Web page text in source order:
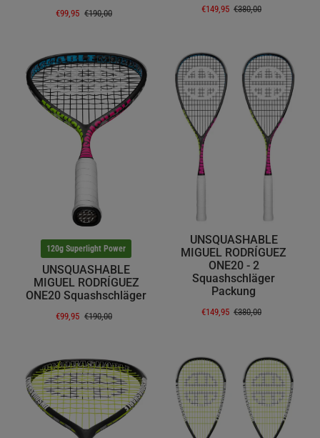
€99,95 €190,00 €149,95 €380,00
120g Superlight Power
UNSQUASHABLE
MIGUEL RODRÍGUEZ
ONE20 Squashschläger
€99,95 €190,00
UNSQUASHABLE
MIGUEL RODRÍGUEZ
ONE20 - 2
Squashschläger
Packung
€149,95 €380,00